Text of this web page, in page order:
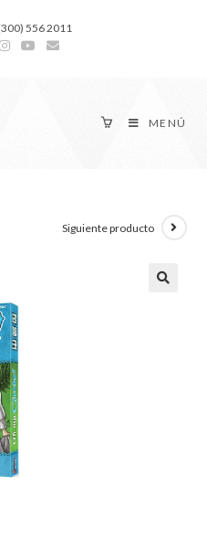
556 2011
MENÚ
Siguiente producto